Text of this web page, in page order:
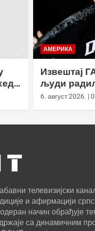
АМЕРИКА
Извештај
људи
агенција
6. август 2026. |
телевизијски
и афирмацији
начин обрађује
са динамичним